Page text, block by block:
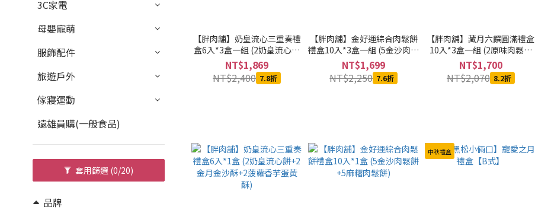
3C家電
母嬰寵萌
服飾配件
旅遊戶外
傢寢運動
遠雄員購(一般食品)
套用篩選 (0/20)
品牌
【胖肉舖】奶皇流心三重奏禮
盒6入*3盒一組 (2奶皇流心餅
+2金月金沙酥+2菠蘿香芋蛋黃
酥)
NT$1,869
NT$2,400 7.8折
【胖肉舖】金好運綜合肉鬆餅
禮盒10入*3盒一組 (5金沙肉鬆
餅+5麻糬肉鬆餅)
NT$1,699
NT$2,250 7.6折
【胖肉舖】藏月六饌圓滿禮盒
10入*3盒一組 (2原味肉鬆餅
+2金沙肉鬆餅+1麻糬肉鬆餅
+1芋泥肉鬆餅+2金燦鳳凰酥
+2貴妃鳳荔酥)
NT$1,700
NT$2,070 8.2折
中秋禮盒